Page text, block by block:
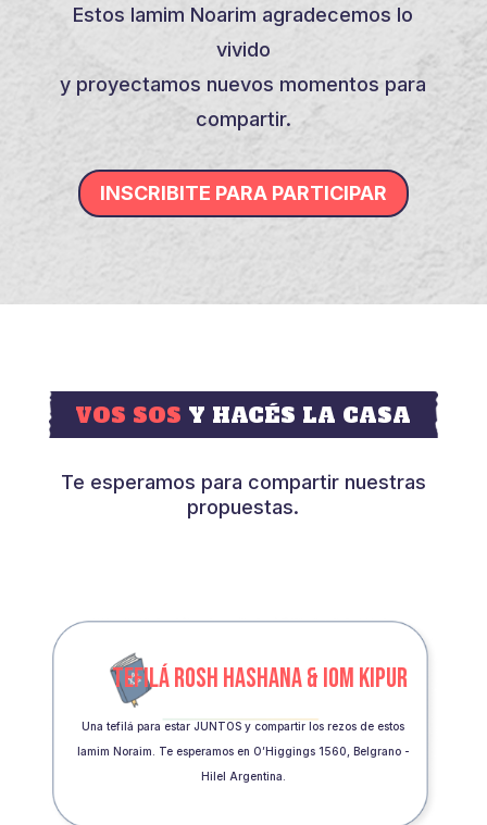
Estos Iamim Noarim agradecemos lo
vivido
y proyectamos nuevos momentos para
compartir.
INSCRIBITE PARA PARTICIPAR
VOS SOS Y HACÉS LA CASA
Te esperamos para compartir nuestras
propuestas.
TEFILÁ ROSH HASHANA & IOM KIPUR
Una tefilá para estar JUNTOS y compartir los rezos de estos
Iamim Noraim. Te esperamos en O’Higgings 1560, Belgrano -
Hilel Argentina.